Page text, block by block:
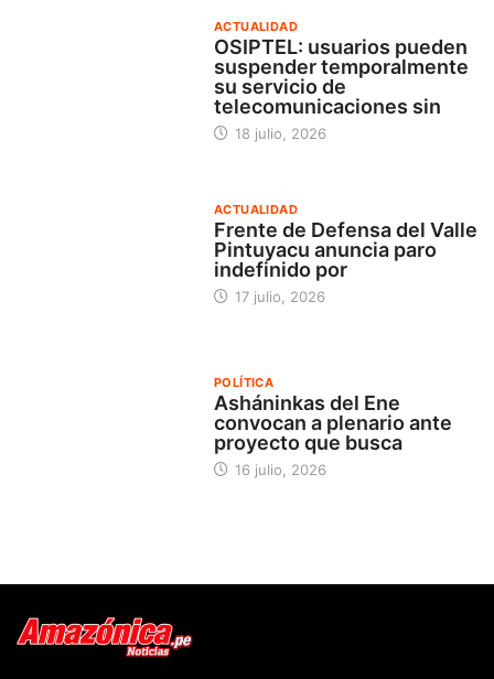
ACTUALIDAD
OSIPTEL: usuarios pueden
suspender temporalmente
su servicio de
telecomunicaciones sin
18 julio, 2026
ACTUALIDAD
Frente de Defensa del Valle
Pintuyacu anuncia paro
indefinido por
17 julio, 2026
POLÍTICA
Asháninkas del Ene
convocan a plenario ante
proyecto que busca
16 julio, 2026